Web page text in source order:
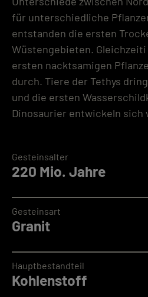
für unterschiedliche
entstanden die ersten
Wüstengebieten.
ersten nacktsamigen
durch. Tiere der Tethys
und die ersten
Dinosaurier entwickeln sich
220 Mio. Jahre
Gesteinsalter
Granit
Gesteinsart
Kohlenstoff
Hauptbestandteil